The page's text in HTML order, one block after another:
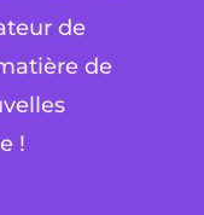
de
de
!